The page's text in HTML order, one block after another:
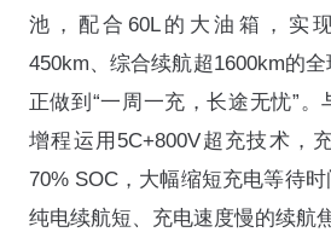
池，配合60L的大油箱，实
450km、综合续航超1600km的
正做到“一周一充，长途无忧”
增程运用5C+800V超充技术，
70% SOC，大幅缩短充电等待
纯电续航短、充电速度慢的续航